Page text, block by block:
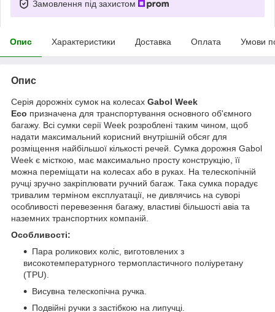
Замовлення під захистом
Опис Характеристики Доставка Оплата Умови
Опис
Серія дорожніх сумок на колесах Gabol Week
Eco призначена для транспортування основного об'ємного
багажу. Всі сумки серії Week розроблені таким чином, щоб
надати максимальний корисний внутрішній обсяг для
розміщення найбільшої кількості речей. Сумка дорожня Gabol
Week є місткою, має максимально просту конструкцію, її
можна переміщати на колесах або в руках. На телескопічній
ручці зручно закріплювати ручний багаж. Така сумка порадує
тривалим терміном експлуатації, не дивлячись на суворі
особливості перевезення багажу, властиві більшості авіа та
наземних транспортних компаній.
Особливості:
Пара роликових коліс, виготовлених з
високотемпературного термопластичного поліуретану
(TPU).
Висувна телескопічна ручка.
Подвійні ручки з застібкою на липучці.